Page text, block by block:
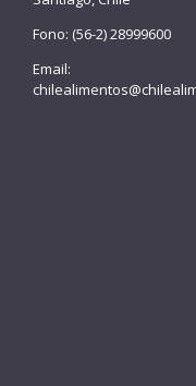
Fono: (56-2) 28999600
Email: